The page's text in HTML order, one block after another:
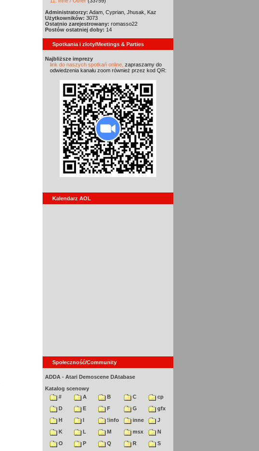
Administratorzy: Adam, Cyprian, Jhusak, Kaz
Użytkowników: 3073
Ostatnio zarejestrowany: romasso22
Postów ostatniej doby: 14
Spotkania i zloty/Meetings & Parties
Najbliższe imprezy
link do naszych spotkań online, zapraszamy do
odwiedzenia kanału zoom również przez kod QR:
Kalendarz AOL
Społeczność/Community
ADDA - Atari Demoscene DAtabase
Katalog scenowy
#
A B C
cp
D
E F G
gfx
H
I !info inne
J
K
L M msx
N
O
P Q R
S